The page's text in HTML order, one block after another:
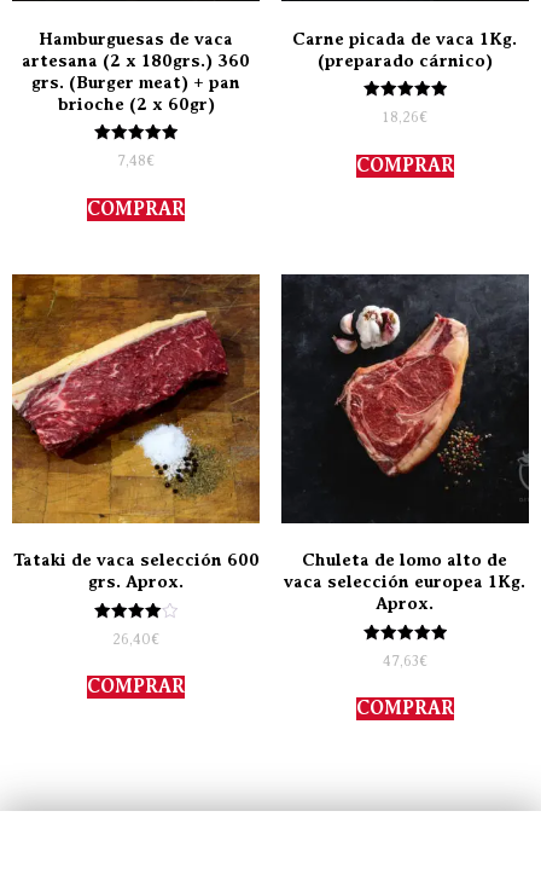
Hamburguesas de vaca
artesana (2 x 180grs.) 360
grs. (Burger meat) + pan
brioche (2 x 60gr)
Valorado
con
de 5
7,48€
COMPRAR
Carne picada de vaca 1Kg.
(preparado cárnico)
Valorado
con
de 5
18,26€
COMPRAR
Tataki de vaca selección 600
grs. Aprox.
Valorado
con
de 5
26,40€
COMPRAR
Chuleta de lomo alto de
vaca selección europea 1Kg.
Aprox.
Valorado
con
de 5
47,63€
COMPRAR